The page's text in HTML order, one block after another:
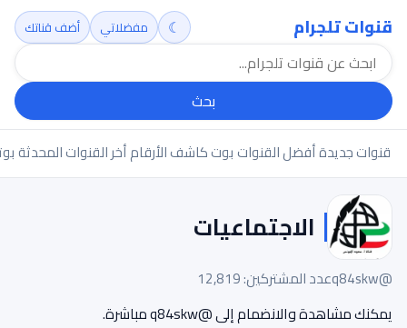
قنوات تلجرام
بحث
☾ مفضلاتي أضف قناتك
قنوات جديدةأفضل القنواتبوت كاشف الأرقامأخر القنوات المحدثة
الاجتماعيات
@q84skw
عدد المشتركين: 12,819
يمكنك مشاهدة والانضمام إلى @q84skw مباشرة.